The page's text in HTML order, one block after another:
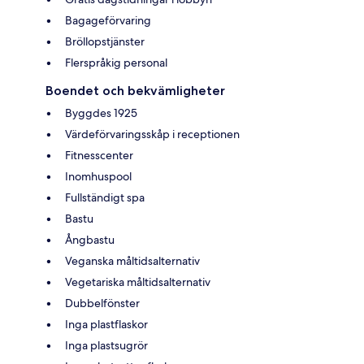
Bagageförvaring
Bröllopstjänster
Flerspråkig personal
Boendet och bekvämligheter
Byggdes 1925
Värdeförvaringsskåp i receptionen
Fitnesscenter
Inomhuspool
Fullständigt spa
Bastu
Ångbastu
Veganska måltidsalternativ
Vegetariska måltidsalternativ
Dubbelfönster
Inga plastflaskor
Inga plastsugrör